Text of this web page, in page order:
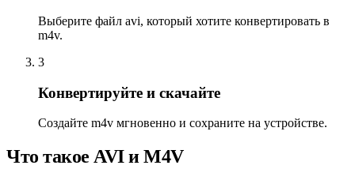
Выберите файл avi, который хотите конвертировать в
m4v.
3
Конвертируйте и скачайте
Создайте m4v мгновенно и сохраните на устройстве.
Что такое AVI и M4V